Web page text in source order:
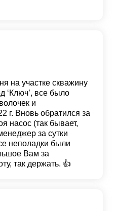
на участке скважину
‘Ключ’, все было
и
г. Вновь обратился за
насос (так бывает,
за сутки
неполадки были
Вам за
так держать. 👍